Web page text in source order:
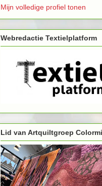
Mijn volledige profiel tonen
Webredactie Textielplatform
Lid van Artquiltgroep